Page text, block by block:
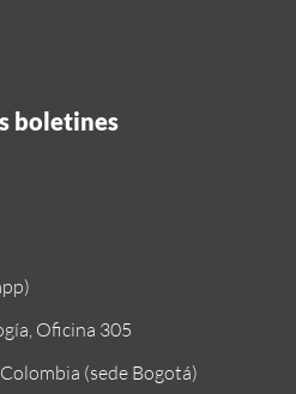
boletines
Oficina 305
(sede Bogotá)